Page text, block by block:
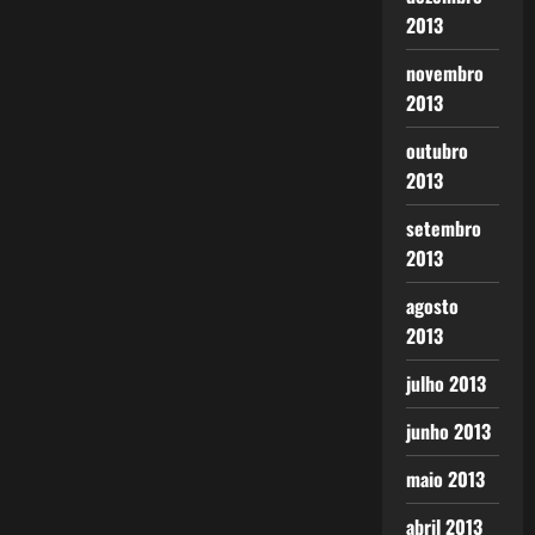
2013
novembro
2013
outubro
2013
setembro
2013
agosto
2013
julho 2013
junho 2013
maio 2013
abril 2013